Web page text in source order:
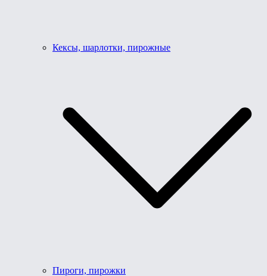
Кексы, шарлотки, пирожные
Пироги, пирожки